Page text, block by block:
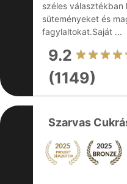
széles
süteményeket és
fagylaltokat.Saját ...
9.2
(1149)
Szarvas